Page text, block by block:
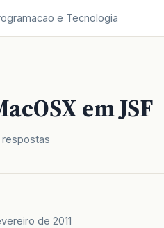
e Tecnologia
em JSF
respostas
de 2011